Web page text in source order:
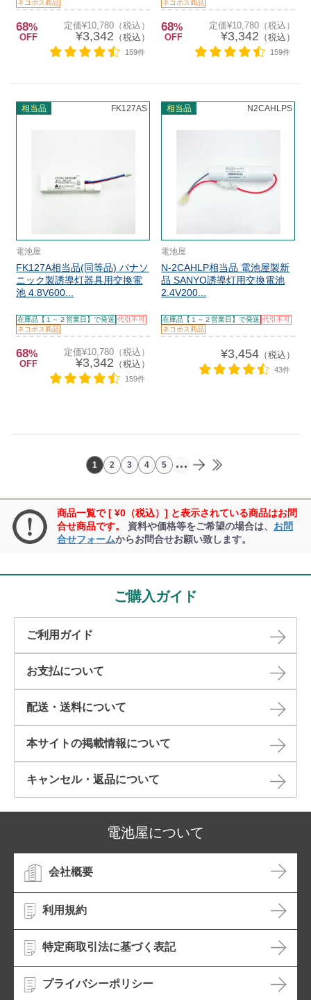
ネコポス商品
68%
OFF
定価¥10,780（税込）
¥3,342 （税込）
159件
ネコポス商品
68%
OFF
定価¥10,780（税込）
¥3,342 （税込）
159件
相当品 FK127AS
電池屋
FK127A相当品(同等品) パナソ
ニック製誘導灯器具用交換電
池 4.8V600...
在庫品【１～２営業日】で発送 代引不可
ネコポス商品
68%
OFF
定価¥10,780（税込）
¥3,342 （税込）
159件
相当品 N2CAHLPS
電池屋
N-2CAHLP相当品 電池屋製新
品 SANYO誘導灯用交換電池
2.4V200...
在庫品【１～２営業日】で発送 代引不可
ネコポス商品
¥3,454（税込）
43件
1 2 3 4 5 ...
商品一覧で [ ¥0（税込）] と表示されている商品はお問
合せ商品です。
資料や価格等をご希望の場合は、 お問
合せフォームからお問合せお願い致します。
ご購入ガイド
ご利用ガイド
お支払について
配送・送料について
本サイトの掲載情報について​
キャンセル・返品について​
電池屋について
会社概要
利用規約
特定商取引法に基づく表記
プライバシーポリシー